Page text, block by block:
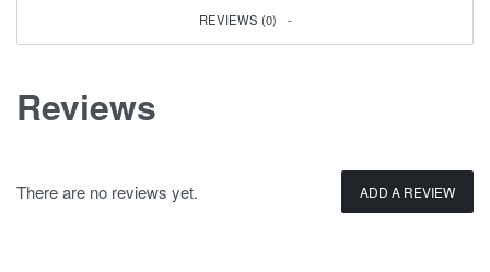
REVIEWS (0)
Reviews
There are no reviews yet. ADD A REVIEW